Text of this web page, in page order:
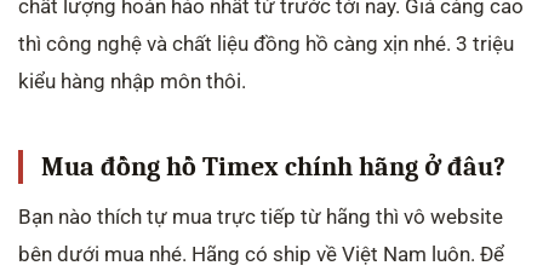
chất lượng hoàn hảo nhất từ trước tới nay. Giá càng cao
thì công nghệ và chất liệu đồng hồ càng xịn nhé. 3 triệu
kiểu hàng nhập môn thôi.
Mua đồng hồ Timex chính hãng ở đâu?
Bạn nào thích tự mua trực tiếp từ hãng thì vô website
bên dưới mua nhé. Hãng có ship về Việt Nam luôn. Để